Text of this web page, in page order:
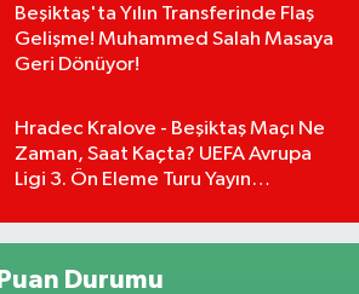
Beşiktaş'ta Yılın Transferinde Flaş
Gelişme! Muhammed Salah Masaya
Geri Dönüyor!
Hradec Kralove - Beşiktaş Maçı Ne
Zaman, Saat Kaçta? UEFA Avrupa
Ligi 3. Ön Eleme Turu Yayın
Durumu